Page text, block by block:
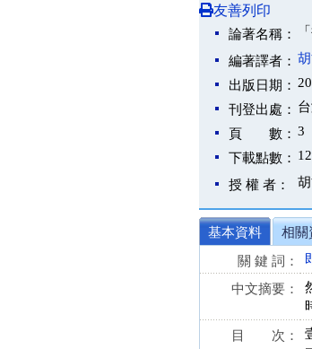
友善列印
論著名稱：
編著譯者：
出版日期：
刊登出處：
頁 數： 3
下載點數：
授 權 者：
基本資料
相關
關 鍵 詞：
中文摘要：
目 次：